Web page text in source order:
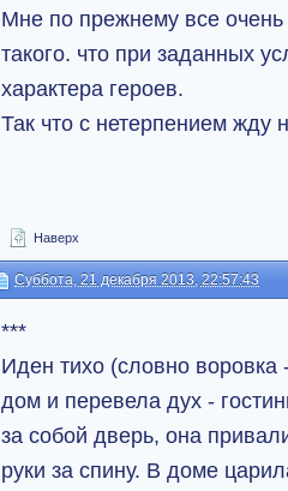
Мне по прежнему все
такого. что при заданных
характера героев.
Так что с нетерпением жду
Наверх
Суббота, 21 декабря 2013, 22:57:43
***
Иден тихо (словно
дом и перевела дух -
за собой дверь, она
руки за спину. В доме